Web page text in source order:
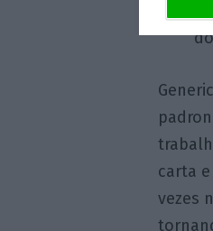
carta
vezes